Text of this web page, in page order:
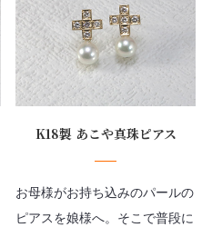
K18製 あこや真珠ピアス
お母様がお持ち込みのパールの
ピアスを娘様へ。そこで普段に